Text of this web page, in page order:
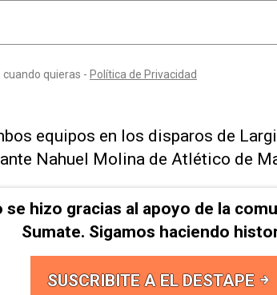
equipos en los disparos de
Nahuel Molina de Atlético de
hizo gracias al apoyo de la
Sumate. Sigamos haciendo
SUSCRIBITE A EL DESTAPE